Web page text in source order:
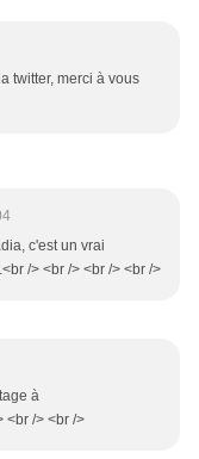
twitter, merci à vous
c'est un vrai
/> <br /> <br /> <br />
à
<br /> <br />